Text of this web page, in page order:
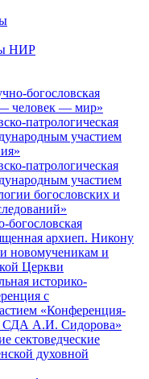
НИР
богословская
человек — мир»
патрологическая
участием
патрологическая
участием
богословских и
богословская
архиеп. Никону
новомученикам и
Церкви
историко-
с
«Конференция-
СДА А.И. Сидорова»
сектоведческие
духовной